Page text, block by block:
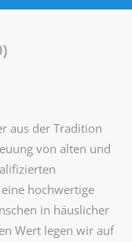
aus der Tradition
von alten und
hochwertige
in häuslicher
Wert legen wir auf